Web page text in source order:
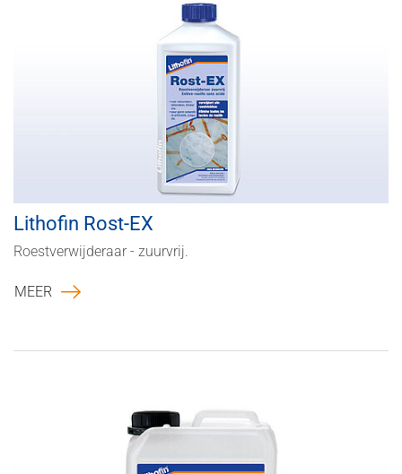
Lithofin Rost-EX
Roestverwijderaar - zuurvrij.
MEER